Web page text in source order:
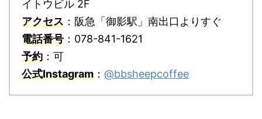
イトウビル 2F
アクセス ：阪急「御影駅」南出口よりすぐ
電話番号 ：078-841-1621
予約 ：可
公式Instagram ： @bbsheepcoffee